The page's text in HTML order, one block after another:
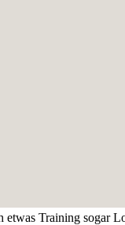
Training sogar